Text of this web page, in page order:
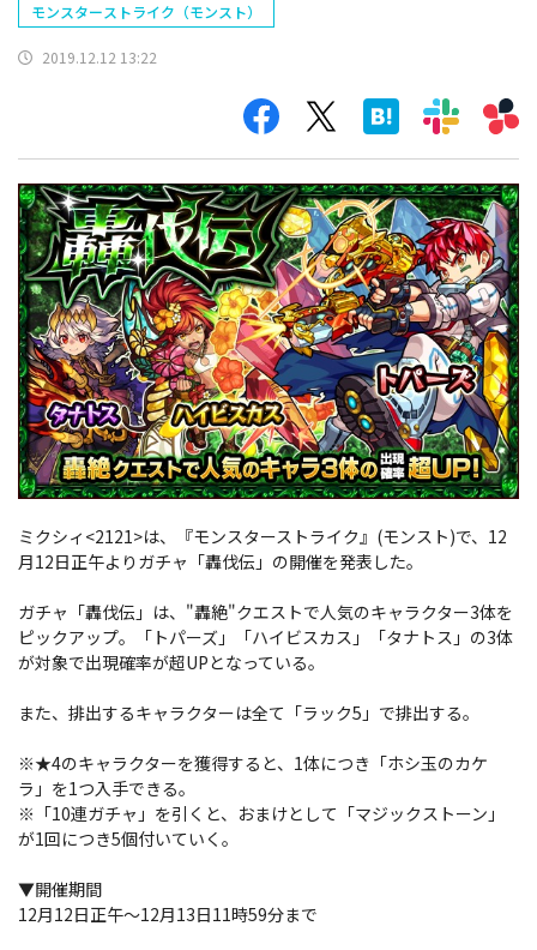
モンスターストライク（モンスト）
2019.12.12 13:22
ミクシィ<2121>は、『モンスターストライク』(モンスト)で、12
月12日正午よりガチャ「轟伐伝」の開催を発表した。
ガチャ「轟伐伝」は、"轟絶"クエストで人気のキャラクター3体を
ピックアップ。「トパーズ」「ハイビスカス」「タナトス」の3体
が対象で出現確率が超UPとなっている。
また、排出するキャラクターは全て「ラック5」で排出する。
※★4のキャラクターを獲得すると、1体につき「ホシ玉のカケ
ラ」を1つ入手できる。
※「10連ガチャ」を引くと、おまけとして「マジックストーン」
が1回につき5個付いていく。
▼開催期間
12月12日正午～12月13日11時59分まで